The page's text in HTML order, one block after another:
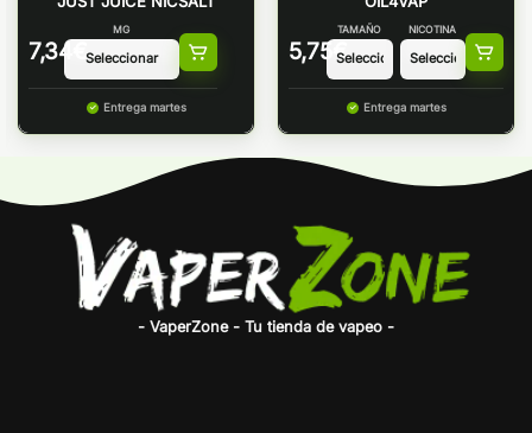
7,34 €
MG
Entrega martes
5,75 €
TAMAÑO NICOTINA
Entrega martes
- VaperZone - Tu tienda de vapeo -